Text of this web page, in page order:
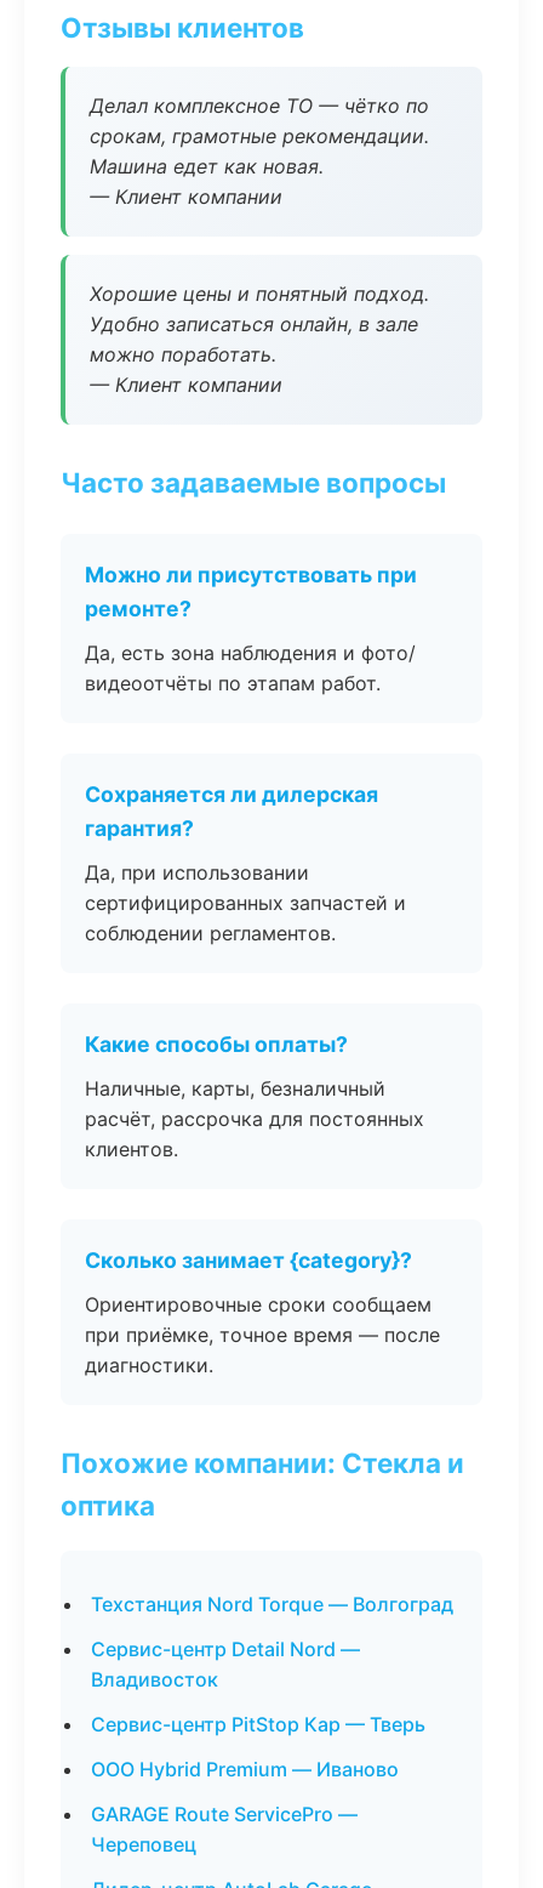
Отзывы клиентов
Делал комплексное ТО — чётко по
срокам, грамотные рекомендации.
Машина едет как новая.
— Клиент компании
Хорошие цены и понятный подход.
Удобно записаться онлайн, в зале
можно поработать.
— Клиент компании
Часто задаваемые вопросы
Можно ли присутствовать при
ремонте?
Да, есть зона наблюдения и фото/
видеоотчёты по этапам работ.
Сохраняется ли дилерская
гарантия?
Да, при использовании
сертифицированных запчастей и
соблюдении регламентов.
Какие способы оплаты?
Наличные, карты, безналичный
расчёт, рассрочка для постоянных
клиентов.
Сколько занимает {category}?
Ориентировочные сроки сообщаем
при приёмке, точное время — после
диагностики.
Похожие компании: Стекла и
оптика
Техстанция Nord Torque — Волгоград
Сервис-центр Detail Nord —
Владивосток
Сервис-центр PitStop Кар — Тверь
ООО Hybrid Premium — Иваново
GARAGE Route ServicePro —
Череповец